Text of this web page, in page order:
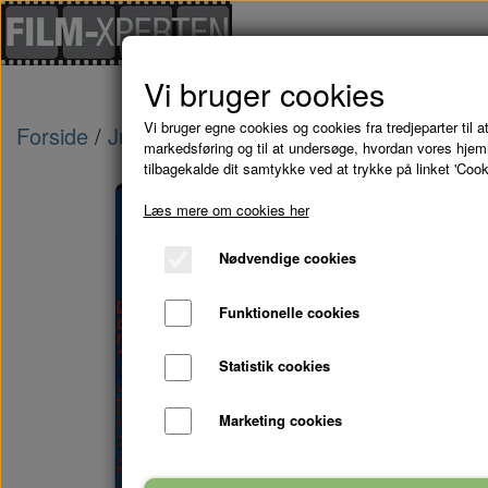
Forside Julefilm JULESTJERNER - DVD
Vi bruger cookies
Vi bruger egne cookies og cookies fra tredjeparter til
markedsføring og til at undersøge, hvordan vores
tilbagekalde dit samtykke ved at trykke på linket
Læs mere om cookies her
Nødvendige cookies
Funktionelle cookies
Statistik cookies
Marketing cookies